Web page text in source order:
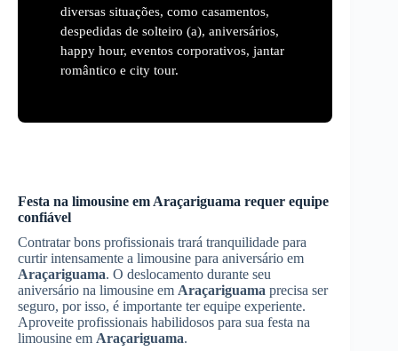
diversas situações, como casamentos,
despedidas de solteiro (a), aniversários,
happy hour, eventos corporativos, jantar
romântico e city tour.
Festa na limousine em Araçariguama requer equipe
confiável
Contratar bons profissionais trará tranquilidade para
curtir intensamente a limousine para aniversário em
Araçariguama. O deslocamento durante seu
aniversário na limousine em Araçariguama precisa ser
seguro, por isso, é importante ter equipe experiente.
Aproveite profissionais habilidosos para sua festa na
limousine em Araçariguama.